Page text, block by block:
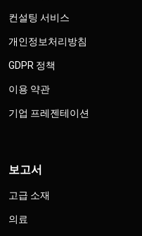
컨설팅 서비스
개인정보처리방침
GDPR 정책
이용 약관
기업 프레젠테이션
보고서
고급 소재
의료